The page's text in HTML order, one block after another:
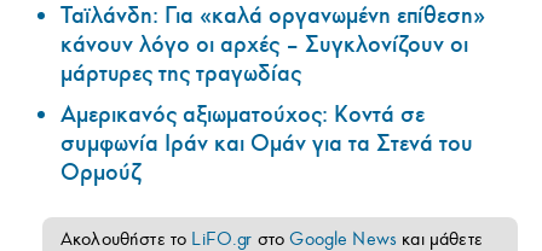
Ταϊλάνδη: Για «καλά οργανωμένη επίθεση»
κάνουν λόγο οι αρχές – Συγκλονίζουν οι
μάρτυρες της τραγωδίας
Αμερικανός αξιωματούχος: Κοντά σε
συμφωνία Ιράν και Ομάν για τα Στενά του
Ορμούζ
Ακολουθήστε το LiFO.gr στοGoogle News και μάθετε